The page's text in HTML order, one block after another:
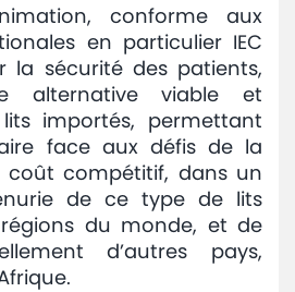
conforme aux
en particulier IEC
la sécurité des patients,
alternative viable et
importés, permettant
face aux défis de la
compétitif, dans un
de ce type de lits
du monde, et de
d’autres pays,